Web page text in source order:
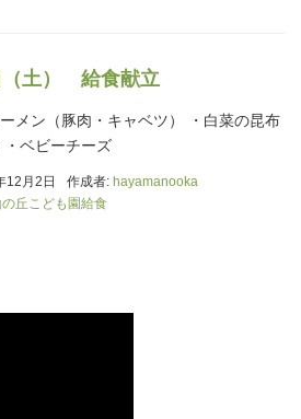
（土） 給食献立
ーメン（豚肉・キャベツ） ・白菜の昆布
ベビーチーズ
12月2日 作成者: hayamanooka
丘こども園給食